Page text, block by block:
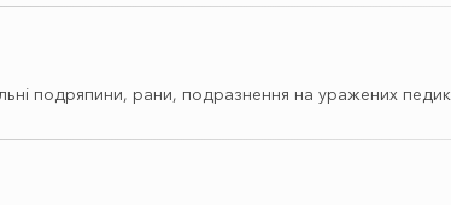
подряпини, рани, подразнення на уражених